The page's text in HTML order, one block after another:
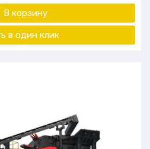
В корзину
в один клик